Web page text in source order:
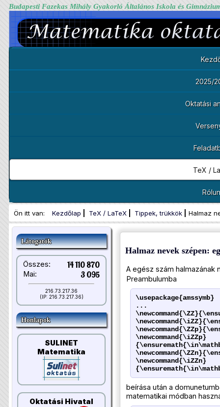
Budapesti Fazekas Mihály Gyakorló Általános Iskola és
2025/
Oktatási
TeX /
Ön itt van: Kezdőlap TeX / LaTeX Tippek, trükkök Halmaz
Látogatók
Összes: 14 110 870
Mai: 3 095
216.73.217.36
(IP: 216.73.217.36)
Honlapok
SULINET
Matematika
Oktatási Hivatal
Halmaz nevek szépen:
A egész szám halmazának
Preambulumba
\usepackage{amssymb}
...
\newcommand{\iZZp}
\newcommand{\iZZn}
beírása után a
matematikai módban